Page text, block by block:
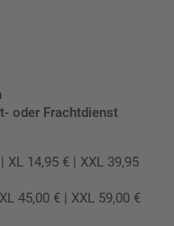
oder Frachtdienst
XL 14,95 € | XXL 39,95
45,00 € | XXL 59,00 €